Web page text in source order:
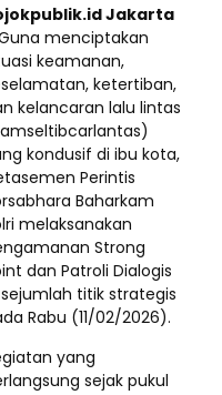
Jakarta
menciptakan
keamanan,
ketertiban,
kelancaran lalu lintas
kondusif di ibu kota,
Perintis
Baharkam
melaksanakan
Strong
dan Patroli Dialogis
titik strategis
Rabu (11/02/2026).
yang
sejak pukul